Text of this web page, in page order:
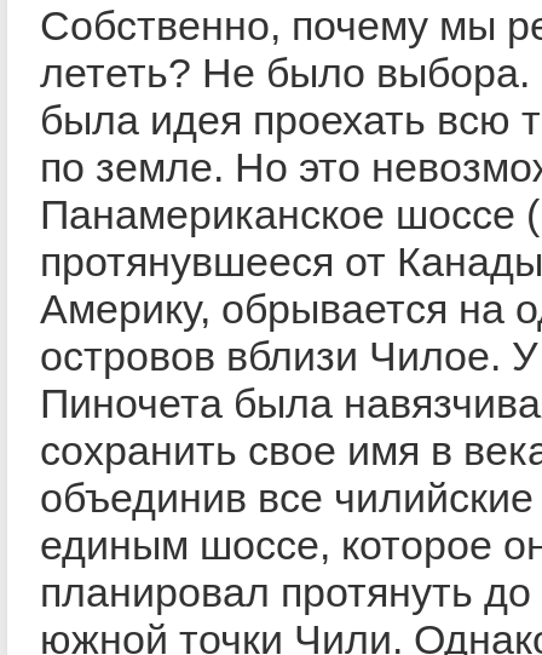
Собственно, почему мы
лететь? Не было выбора.
была идея проехать всю
по земле. Но это
Панамериканское шоссе
протянувшееся от
Америку, обрывается на
островов вблизи Чилое.
Пиночета была
сохранить свое имя в
объединив все
единым шоссе, которое
планировал протянуть
южной точки Чили.